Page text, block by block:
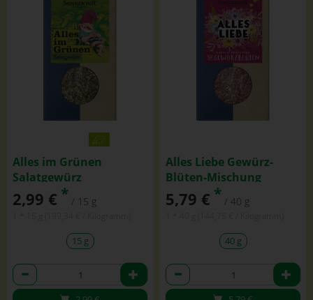
Alles im Grünen
Salatgewürz
2,99 € * / 15 g
15 g
Anzahl
Alles Liebe Gewürz-
Blüten-Mischung
5,79 € * / 40 g
40 g
Anzahl